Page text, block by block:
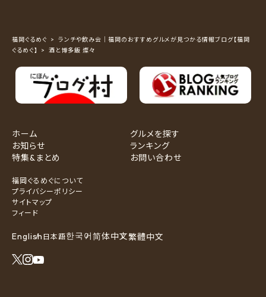
福岡ぐるめぐ
ランチや飲み会｜福岡のおすすめグルメが見つかる情報ブログ【福岡
ぐるめぐ】
酒と博多飯 燦々
ホーム
グルメを探す
お知らせ
ランキング
特集&まとめ
お問い合わせ
福岡ぐるめぐについて
プライバシーポリシー
サイトマップ
フィード
English 日本語한국어简体中文繁體中文